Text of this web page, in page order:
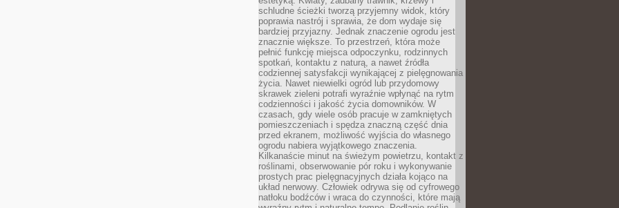
schludne ścieżki tworzą przyjemny widok, który
poprawia nastrój i sprawia, że dom wydaje się
bardziej przyjazny. Jednak znaczenie ogrodu jest
znacznie większe. To przestrzeń, która może
pełnić funkcję miejsca odpoczynku, rodzinnych
spotkań, kontaktu z naturą, a nawet źródła
codziennej satysfakcji wynikającej z pielęgnowania
życia. Nawet niewielki ogród lub przydomowy
skrawek zieleni potrafi wyraźnie wpłynąć na rytm
codzienności i jakość życia domowników. W
czasach, gdy wiele osób pracuje w zamkniętych
pomieszczeniach i spędza znaczną część dnia
przed ekranem, możliwość wyjścia do własnego
ogrodu nabiera wyjątkowego znaczenia.
Kilkanaście minut na świeżym powietrzu, kontakt z
roślinami, obserwowanie pór roku i wykonywanie
prostych prac pielęgnacyjnych działa kojąco na
układ nerwowy. Człowiek odrywa się od cyfrowego
natłoku bodźców i wraca do czynności, które mają